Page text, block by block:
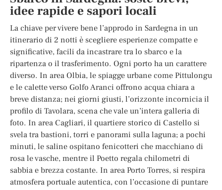
idee rapide e sapori locali
La chiave per vivere bene l’approdo in Sardegna in un
itinerario di 2 notti è scegliere esperienze compatte e
significative, facili da incastrare tra lo sbarco e la
ripartenza o il trasferimento. Ogni porto ha un carattere
diverso. In area Olbia, le spiagge urbane come Pittulongu
e le calette verso Golfo Aranci offrono acqua chiara a
breve distanza; nei giorni giusti, l’orizzonte incornicia il
profilo di Tavolara, scena che vale un’intera galleria di
foto. In area Cagliari, il quartiere storico di Castello si
svela tra bastioni, torri e panorami sulla laguna; a pochi
minuti, le saline ospitano fenicotteri che macchiano di
rosa le vasche, mentre il Poetto regala chilometri di
sabbia e brezza costante. In area Porto Torres, si respira
atmosfera portuale autentica, con l’occasione di puntare